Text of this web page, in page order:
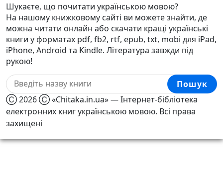
Шукаєте, що почитати українською мовою?
На нашому книжковому сайті ви можете знайти, де
можна читати онлайн або скачати кращі українські
книги у форматах pdf, fb2, rtf, epub, txt, mobi для iPad,
iPhone, Android та Kindle. Література завжди під
рукою!
Пошук
Ⓒ 2026 Ⓒ «Chitaka.in.ua» — Інтернет-бібліотека
електронних книг українською мовою. Всі права
захищені